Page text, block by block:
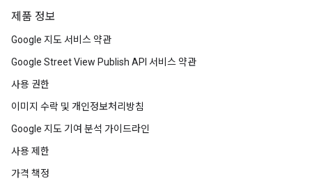
제품 정보
Google 지도 서비스 약관
Google Street View Publish API 서비스 약관
사용 권한
이미지 수락 및 개인정보처리방침
Google 지도 기여 분석 가이드라인
사용 제한
가격 책정